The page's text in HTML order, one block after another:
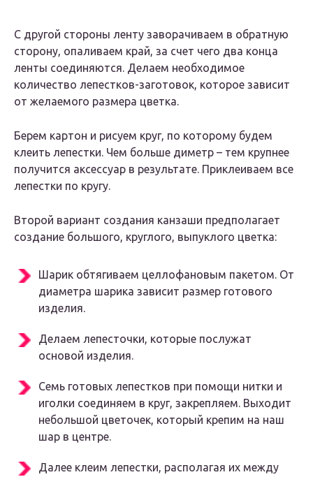
С другой стороны ленту заворачиваем в обратную
сторону, опаливаем край, за счет чего два конца
ленты соединяются. Делаем необходимое
количество лепестков-заготовок, которое зависит
от желаемого размера цветка.
Берем картон и рисуем круг, по которому будем
клеить лепестки. Чем больше диметр – тем крупнее
получится аксессуар в результате. Приклеиваем все
лепестки по кругу.
Второй вариант создания канзаши предполагает
создание большого, круглого, выпуклого цветка:
Шарик обтягиваем целлофановым пакетом. От
диаметра шарика зависит размер готового
изделия.
Делаем лепесточки, которые послужат
основой изделия.
Семь готовых лепестков при помощи нитки и
иголки соединяем в круг, закрепляем. Выходит
небольшой цветочек, который крепим на наш
шар в центре.
Далее клеим лепестки, располагая их между